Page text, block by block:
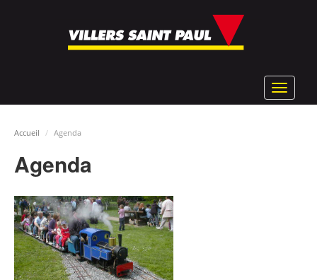
Toggle
Accueil Agenda
Agenda